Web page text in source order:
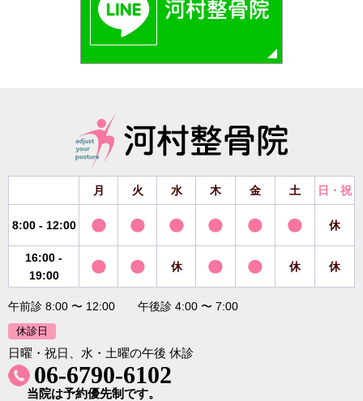
月 火 水 木 金 土 日・祝
8:00 - 12:00 休
16:00 -
19:00
休 休 休
午前診 8:00 〜 12:00 午後診 4:00 〜 7:00
休診日
日曜・祝日、水・土曜の午後 休診
06-6790-6102
当院は予約優先制です。